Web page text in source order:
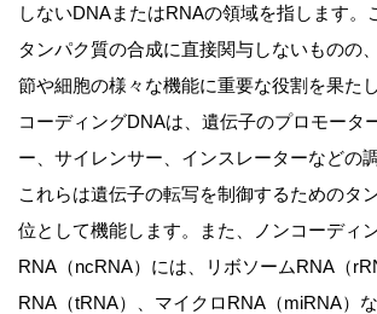
しないDNAまたはRNAの領域を指します。
タンパク質の合成に直接関与しないものの
節や細胞の様々な機能に重要な役割を果た
コーディングDNAは、遺伝子のプロモータ
ー、サイレンサー、インスレーターなどの
これらは遺伝子の転写を制御するためのタ
位として機能します。また、ノンコーディ
RNA（ncRNA）には、リボソームRNA（
RNA（tRNA）、マイクロRNA（miRNA）